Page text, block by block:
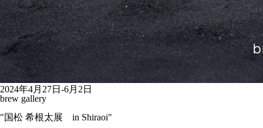
2024年4月27日-6月2日
brew gallery
"国松 希根太展 in Shiraoi"